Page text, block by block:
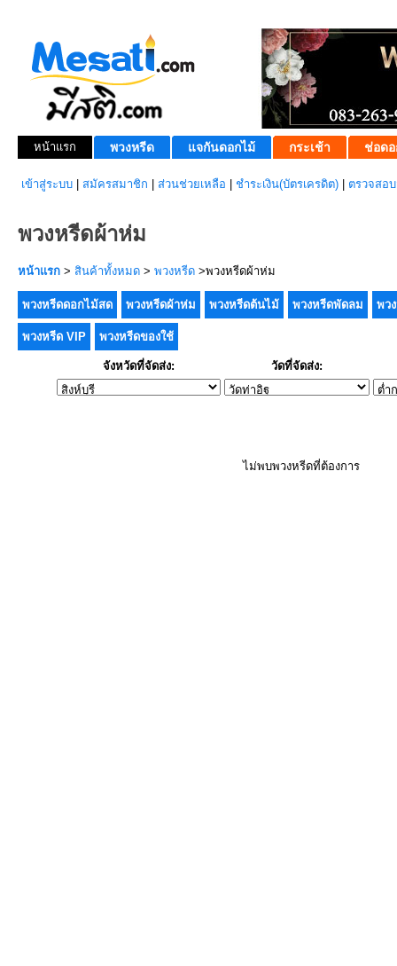
หน้าแรก พวงหรีด แจกันดอกไม้ กระเช้า ช่อดอ
เข้าสู่ระบบ สมัครสมาชิก ส่วนช่วยเหลือ ชำระเงิน(บัตรเครดิต) ตรวจสอ
พวงหรีดผ้าห่ม
หน้าแรก > สินค้าทั้งหมด > พวงหรีด >พวงหรีดผ้าห่ม
พวงหรีดดอกไม้สด พวงหรีดผ้าห่ม พวงหรีดต้นไม้ พวงหรีดพัดลม พว
พวงหรีด VIP พวงหรีดของใช้
จังหวัดที่จัดส่ง: วัดที่จัดส่ง:
ไม่พบพวงหรีดที่ต้องการ